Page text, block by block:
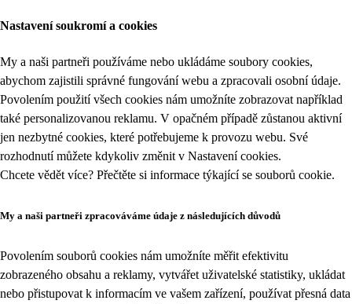
Nastavení soukromí a cookies
My a naši partneři používáme nebo ukládáme soubory cookies,
abychom zajistili správné fungování webu a zpracovali osobní údaje.
Povolením použití všech cookies nám umožníte zobrazovat například
také personalizovanou reklamu. V opačném případě zůstanou aktivní
jen nezbytné cookies, které potřebujeme k provozu webu. Své
rozhodnutí můžete kdykoliv změnit v Nastavení cookies.
Chcete vědět více? Přečtěte si informace týkající se souborů cookie.
My a naši partneři zpracováváme údaje z následujících důvodů
Povolením souborů cookies nám umožníte měřit efektivitu
zobrazeného obsahu a reklamy, vytvářet uživatelské statistiky, ukládat
nebo přistupovat k informacím ve vašem zařízení, používat přesná data